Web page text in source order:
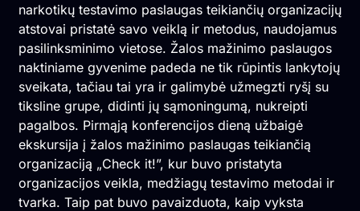
narkotikų testavimo paslaugas teikiančių organizacijų
atstovai pristatė savo veiklą ir metodus, naudojamus
pasilinksminimo vietose. Žalos mažinimo paslaugos
naktiniame gyvenime padeda ne tik rūpintis lankytojų
sveikata, tačiau tai yra ir galimybė užmegzti ryšį su
tiksline grupe, didinti jų sąmoningumą, nukreipti
pagalbos. Pirmąją konferencijos dieną užbaigė
ekskursija į žalos mažinimo paslaugas teikiančią
organizaciją „Check it!”, kur buvo pristatyta
organizacijos veikla, medžiagų testavimo metodai ir
tvarka. Taip pat buvo pavaizduota, kaip vyksta